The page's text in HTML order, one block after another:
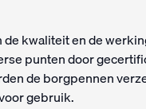
kwaliteit en de
punten door
de borgpennen
gebruik.